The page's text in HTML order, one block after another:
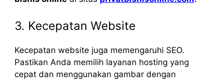
3. Kecepatan Website
Kecepatan website juga memengaruhi SEO.
Pastikan Anda memilih layanan hosting yang
cepat dan menggunakan gambar dengan